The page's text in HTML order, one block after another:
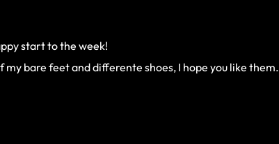
start to the week!
my bare feet and differente shoes, I hope you like them.